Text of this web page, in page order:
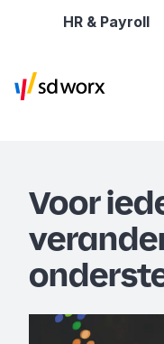
HR & Payroll
Voor